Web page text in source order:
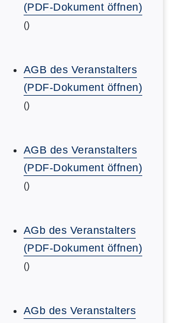
(PDF-Dokument öffnen)
()
AGB des Veranstalters
(PDF-Dokument öffnen)
()
AGB des Veranstalters
(PDF-Dokument öffnen)
()
AGb des Veranstalters
(PDF-Dokument öffnen)
()
AGb des Veranstalters